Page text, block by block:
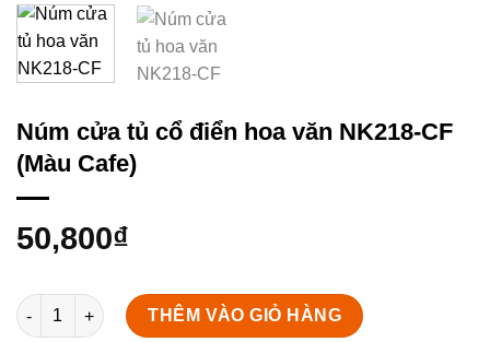
Núm cửa tủ cổ điển hoa văn NK218-CF
(Màu Cafe)
50,800₫
Núm cửa tủ cổ điển hoa văn NK218-CF (Màu Cafe) số lượng
THÊM VÀO GIỎ HÀNG